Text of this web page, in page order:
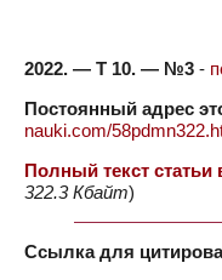
2022. — Т 10. — №3 -
Постоянный адрес
nauki.com/
Полный текст статьи
322.3 Кбайт)
Ссылка для